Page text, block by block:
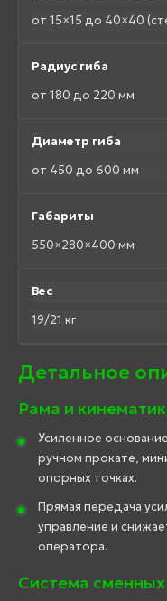
от 15×15 до 40×40
Радиус гиба
от 180 до 220 мм
Диаметр гиба
от 450 до 600 мм
Габариты
550×280×400 мм
Вес
19/21 кг
Детальное
Рама и
Усиленное
ручном прокате,
опорных точках.
Прямая передача
управление и
оператора.
Система